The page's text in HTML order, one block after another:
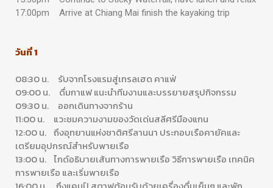
17:00pm Arrive at Chiang Mai finish the kayaking trip
วันที่ 1
08:30 น. รับจากโรงแรมสู่เทรลเฮด คาแฟ่
09:00 น. ดื่มกาแฟ แนะนำทีมงานและบรรยายสรุปกิจกรรม
09:30 น. ออกเดินทางจากร้าน
11:00 น. แวะชมความงามของวัดเด่นสลีศรีมืองแกน
12:00 น. ถึงอุทยานแห่งชาติศรีลานนา ประกอบเรือคายัคและ
เตรียมอุปกรณ์สำหรับพายเรือ
13:00 น. ไกด์อธิบายเส้นทางการพายเรือ วิธีการพายเรือ เทคนิค
การพายเรือ และเริ่มพายเรือ